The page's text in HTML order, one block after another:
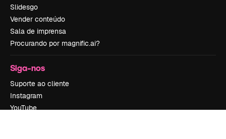
Slidesgo
Vender conteúdo
Sala de imprensa
Procurando por magnific.ai?
Siga-nos
Suporte ao cliente
Instagram
YouTube